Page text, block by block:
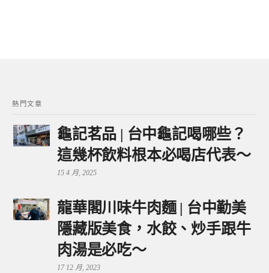
熱門文章
龜記茗品 | 台中龜記喝哪些？
這幾杯飲料根本必喝店代表～
15 4 月, 2025
龍華閣川味牛肉麵 | 台中勤美
隱藏版美食，水餃、炒手跟牛
肉湯是必吃～
17 12 月, 2023